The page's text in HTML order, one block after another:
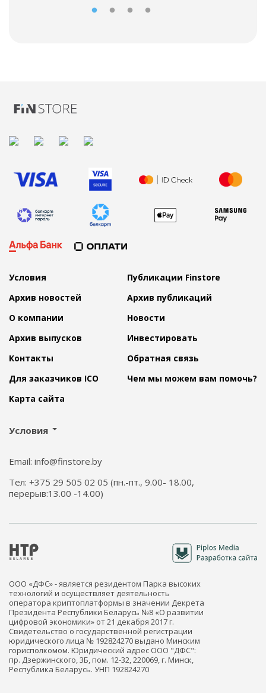
Условия
Публикации Finstore
Архив новостей
Архив публикаций
О компании
Новости
Архив выпусков
Инвестировать
Контакты
Обратная связь
Для заказчиков ICO
Чем мы можем вам помочь?
Карта сайта
Условия
Email: info@finstore.by
Тел: +375 29 505 02 05 (пн.-пт., 9.00- 18.00,
перерыв:13.00 -14.00)
ООО «ДФС» - является резидентом Парка высоких
технологий и осуществляет деятельность
оператора криптоплатформы в значении Декрета
Президента Республики Беларусь №8 «О развитии
цифровой экономики» от 21 декабря 2017 г.
Свидетельство о государственной регистрации
юридического лица № 192824270 выдано Минским
горисполкомом. Юридический адрес ООО "ДФС":
пр. Дзержинского, 3Б, пом. 12-32, 220069, г. Минск,
Республика Беларусь. УНП 192824270